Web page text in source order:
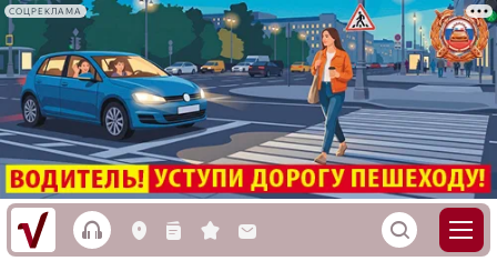
СОЦРЕКЛАМА
h L n s M S